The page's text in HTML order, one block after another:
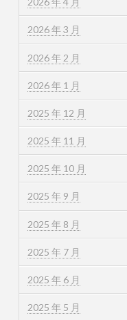
2026 年 3 月
2026 年 2 月
2026 年 1 月
2025 年 12 月
2025 年 11 月
2025 年 10 月
2025 年 9 月
2025 年 8 月
2025 年 7 月
2025 年 6 月
2025 年 5 月